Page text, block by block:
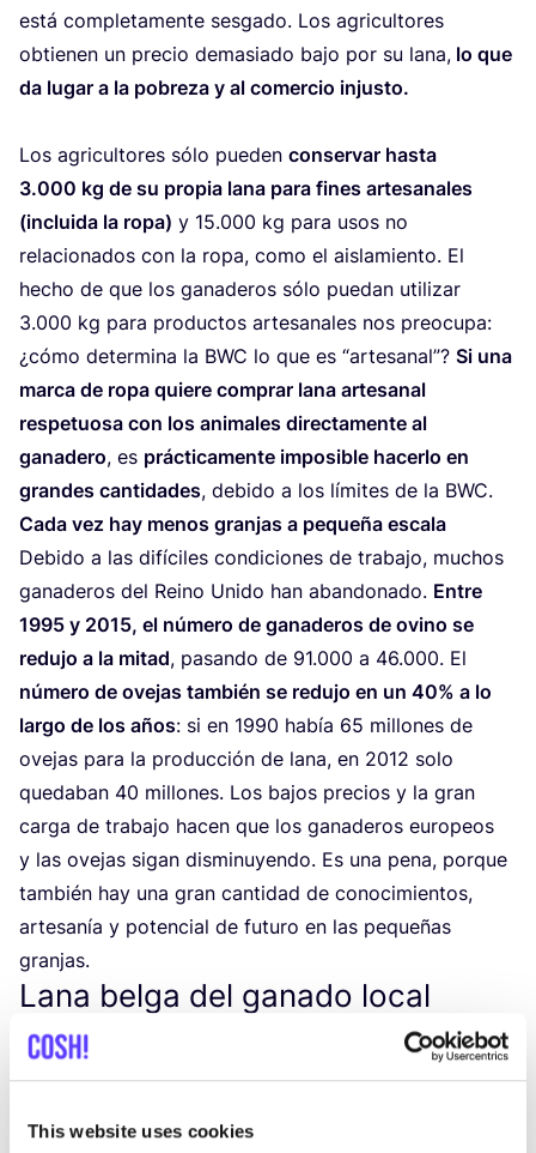
This website uses cookies
está com­ple­ta­men­te ses­ga­do. Los agri­cul­to­res
obtie­nen un pre­cio dema­sia­do bajo por su lana, lo que
da lugar a la pobre­za y al comer­cio injusto.
Los agri­cul­to­res sólo pue­den con­ser­var has­ta
3.000 kg de su pro­pia lana para fines arte­sa­na­les
(inclui­da la ropa) y 15.000 kg para usos no
rela­cio­na­dos con la ropa, como el ais­la­mien­to. El
hecho de que los gana­de­ros sólo pue­dan uti­li­zar
3.000 kg para pro­duc­tos arte­sa­na­les nos preo­cu­pa:
¿cómo deter­mi­na la BWC lo que es “arte­sa­nal”? Si una
mar­ca de ropa quie­re com­prar lana arte­sa­nal
res­pe­tuo­sa con los ani­ma­les direc­ta­men­te al
gana­de­ro, es prác­ti­ca­men­te impo­si­ble hacer­lo en
gran­des can­ti­da­des, debi­do a los lími­tes de la BWC.
Cada vez hay menos gran­jas a peque­ña escala
Debi­do a las difí­ci­les con­di­cio­nes de tra­ba­jo, muchos
gana­de­ros del Rei­no Uni­do han aban­do­na­do. Entre
1995 y 2015, el núme­ro de gana­de­ros de ovino se
redu­jo a la mitad, pasan­do de 91.000 a 46.000. El
núme­ro de ove­jas tam­bién se redu­jo en un 40% a lo
lar­go de los años: si en 1990 había 65 millo­nes de
ove­jas para la pro­duc­ción de lana, en 2012 solo
que­da­ban 40 millo­nes. Los bajos pre­cios y la gran
car­ga de tra­ba­jo hacen que los gana­de­ros euro­peos
y las ove­jas sigan dis­mi­nu­yen­do. Es una pena, por­que
tam­bién hay una gran can­ti­dad de cono­ci­mien­tos,
arte­sa­nía y poten­cial de futu­ro en las peque­ñas
granjas.
Lana belga del ganado local
Cuan­do se pien­sa en la pro­duc­ción de lana, no se
pien­sa inme­dia­ta­men­te en Bél­gi­ca. Aquí las ove­jas se